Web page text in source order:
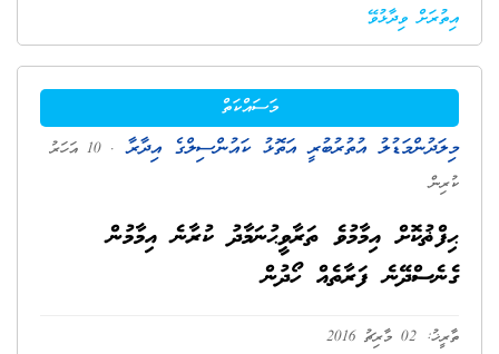
އިތުރަށް ވިދާޅުވޭ
މަސައްކަތް
މިލަދުންމަޑުލު އުތުރުބުރީ އަތޮޅު ކައުންސިލްގެ އިދާރާ
. 10 އަހަރު
ކުރިން
ޙިފްޡުކޮށް އިމާމުވެ ތަރާވީޙުނަމާދު ކުރާނެ އިމާމުން
ގެނެސްދޭނެ ފަރާތެއް ހޯދުން
ތާރީޚު: 02 މާރިޗު 2016